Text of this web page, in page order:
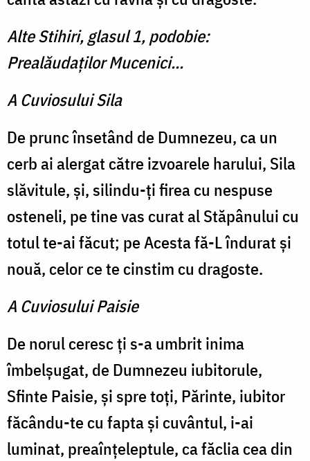
Alte Stihiri, glasul 1, podobie:
Prealăudaților Mucenici...
A Cuviosului Sila
De prunc însetând de Dumnezeu, ca un
cerb ai alergat către izvoarele harului, Sila
slăvitule, și, silindu-ți firea cu nespuse
osteneli, pe tine vas curat al Stăpânului cu
totul te-ai făcut; pe Acesta fă-L îndurat şi
nouă, celor ce te cinstim cu dragoste.
A Cuviosului Paisie
De norul ceresc ți s-a umbrit inima
îmbelșugat, de Dumnezeu iubitorule,
Sfinte Paisie, și spre toți, Părinte, iubitor
făcându-te cu fapta și cuvântul, i-ai
luminat, preaînțeleptule, ca făclia cea din